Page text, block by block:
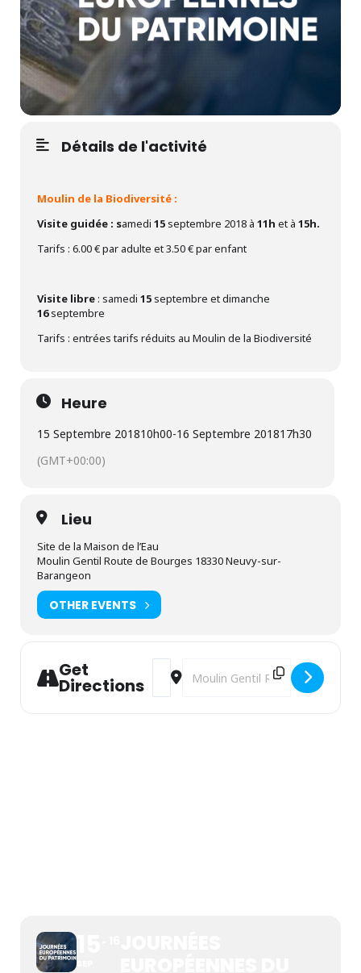
Détails de l'activité
Moulin de la Biodiversité :
Visite guidée : samedi 15septembre 2018 à 11h et à 15h.
Tarifs : 6.00 € par adulte et 3.50 € par enfant
Visite libre: samedi 15septembre et dimanche
16septembre
Tarifs : entrées tarifs réduits au Moulin de la Biodiversité
Heure
15 Septembre 201810h00-16 Septembre 201817h30
(GMT+00:00)
Lieu
Site de la Maison de l’Eau
Moulin Gentil Route de Bourges 18330 Neuvy-sur-
Barangeon
OTHER EVENTS
Get
Directions
Address - Journées Européennes du
Destination Address - Journées
15
SEP